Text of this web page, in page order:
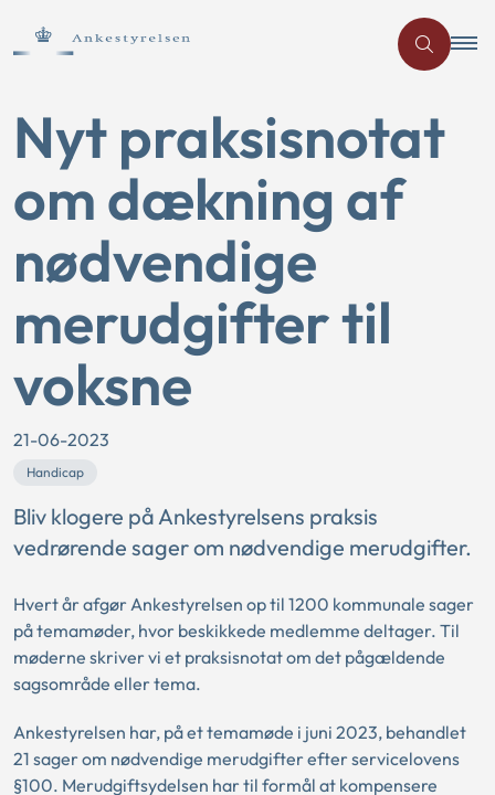
Nyt praksisnotat
om dækning af
nødvendige
merudgifter til
voksne
21-06-2023
Handicap
Bliv klogere på Ankestyrelsens praksis
vedrørende sager om nødvendige merudgifter.
Hvert år afgør Ankestyrelsen op til 1200 kommunale sager
på temamøder, hvor beskikkede medlemme deltager. Til
møderne skriver vi et praksisnotat om det pågældende
sagsområde eller tema.
Ankestyrelsen har, på et temamøde i juni 2023, behandlet
21 sager om nødvendige merudgifter efter servicelovens
§100. Merudgiftsydelsen har til formål at kompensere